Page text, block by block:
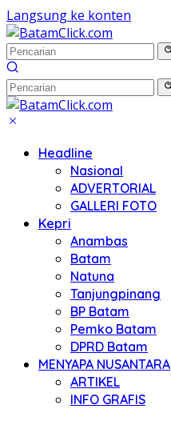
Langsung ke konten
Headline
Nasional
ADVERTORIAL
GALLERI FOTO
Kepri
Anambas
Batam
Natuna
Tanjungpinang
BP Batam
Pemko Batam
DPRD Batam
MENYAPA NUSANTARA
ARTIKEL
INFO GRAFIS